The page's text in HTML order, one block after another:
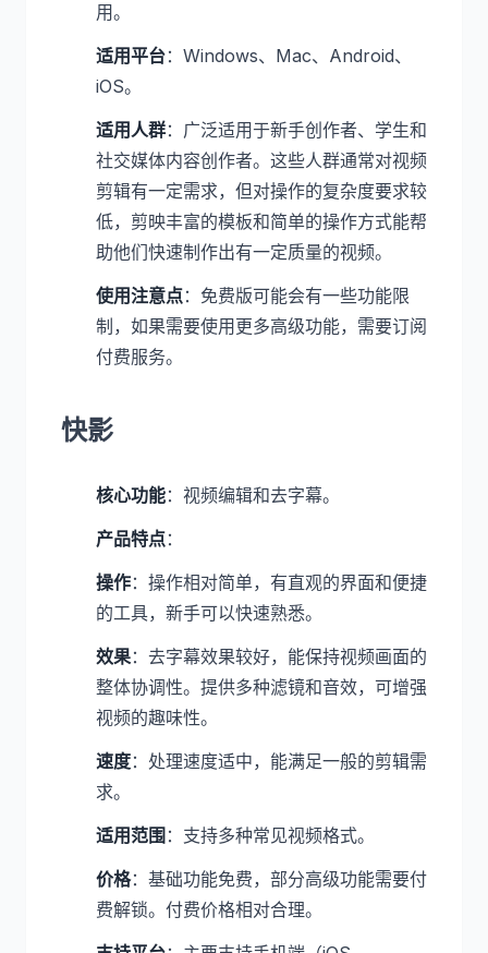
用。
适用平台：Windows、Mac、Android、
iOS。
适用人群：广泛适用于新手创作者、学生和
社交媒体内容创作者。这些人群通常对视频
剪辑有一定需求，但对操作的复杂度要求较
低，剪映丰富的模板和简单的操作方式能帮
助他们快速制作出有一定质量的视频。
使用注意点：免费版可能会有一些功能限
制，如果需要使用更多高级功能，需要订阅
付费服务。
快影
核心功能：视频编辑和去字幕。
产品特点：
操作：操作相对简单，有直观的界面和便捷
的工具，新手可以快速熟悉。
效果：去字幕效果较好，能保持视频画面的
整体协调性。提供多种滤镜和音效，可增强
视频的趣味性。
速度：处理速度适中，能满足一般的剪辑需
求。
适用范围 ：支持多种常见视频格式。
价格：基础功能免费，部分高级功能需要付
费解锁。付费价格相对合理。